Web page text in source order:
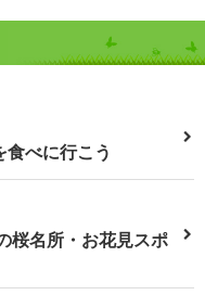
べに行こう
桜名所・お花見スポ